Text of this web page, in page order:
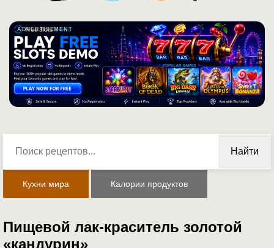
ADVERTISEMENT
Найти
Кухни мира Калории продуктов
Пищевой лак-краситель золотой
«кандурин»